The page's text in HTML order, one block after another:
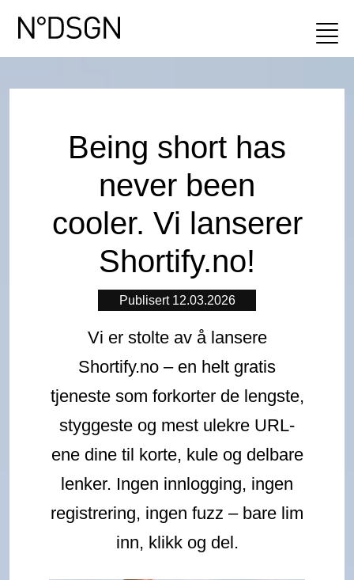
Being short has
never been
cooler. Vi lanserer
Shortify.no!
Publisert 12.03.2026
Vi er stolte av å lansere
Shortify.no – en helt gratis
tjeneste som forkorter de lengste,
styggeste og mest ulekre URL-
ene dine til korte, kule og delbare
lenker. Ingen innlogging, ingen
registrering, ingen fuzz – bare lim
inn, klikk og del.